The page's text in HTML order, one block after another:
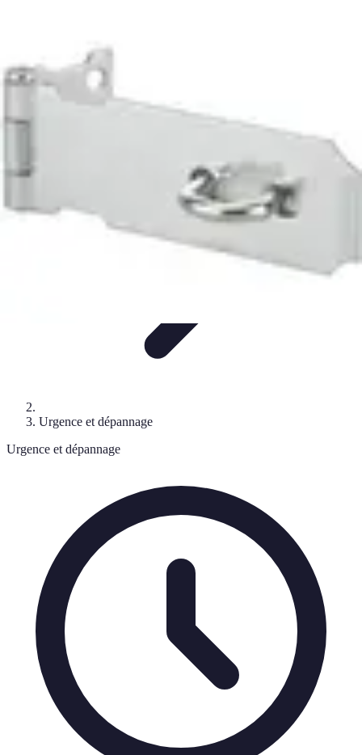
Serrurier Rapide Paris
Urgence et dépannage
Urgence et dépannage